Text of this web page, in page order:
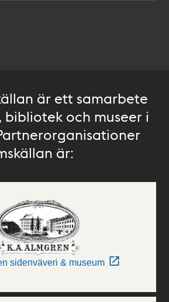
är ett samarbete
bibliotek och museer i
är:
sidenväveri & museum